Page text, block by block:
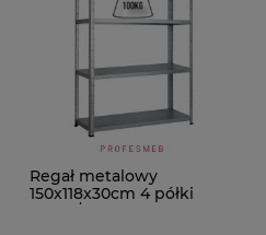
Regał metalowy
150x118x30cm 4 półki